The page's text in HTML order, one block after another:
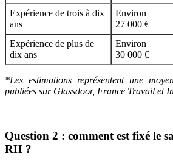
Expérience de trois à dix
ans
Environ
27 000 €
Expérience de plus de
dix ans
Environ
30 000 €
*Les estimations représentent une
publiées sur Glassdoor, France Travail et
Question 2 : comment est fixé le
RH ?